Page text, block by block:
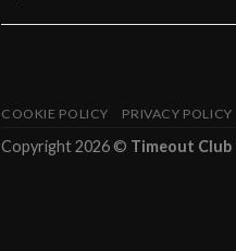
COOKIE POLICY PRIVACY POLICY
Copyright 2026 © Timeout Club